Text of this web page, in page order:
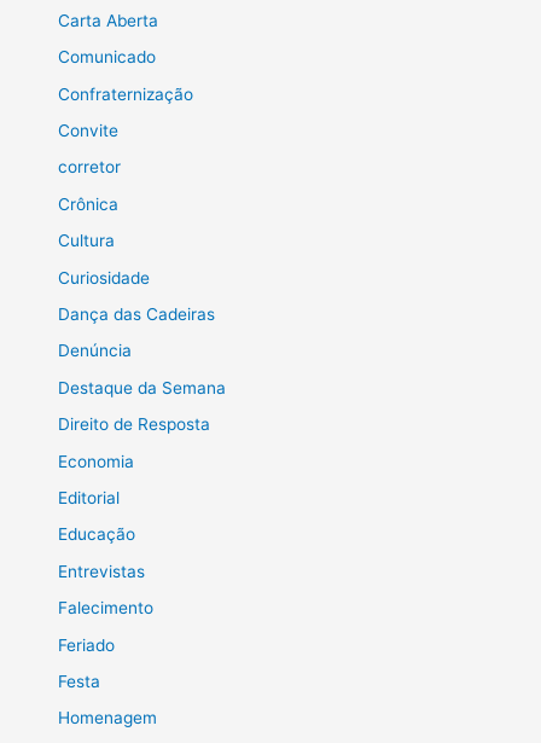
Carta Aberta
Comunicado
Confraternização
Convite
corretor
Crônica
Cultura
Curiosidade
Dança das Cadeiras
Denúncia
Destaque da Semana
Direito de Resposta
Economia
Editorial
Educação
Entrevistas
Falecimento
Feriado
Festa
Homenagem